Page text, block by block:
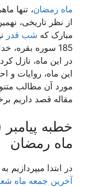
ماه رمضان، تنها
از نظر تاریخی،
مبارک که شب قدر
185 سوره بقره،
در این ماه، نازل
این ماه، روایات و
مورد آن مطالب
مقاله قصد داریم
خطبه
ماه رمضان
در ابتدا میپردازیم به
آخرین جمعه ماه